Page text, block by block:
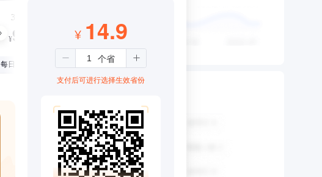
3个月
¥99
每日仅1.08元
¥ 14.9
支付后可进行选择生效省份